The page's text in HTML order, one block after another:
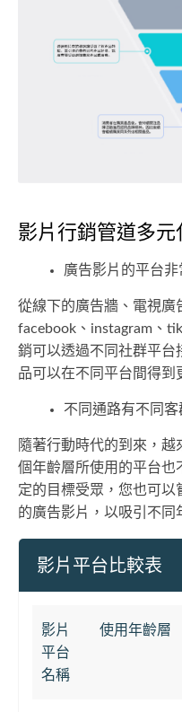
影片行銷管道多元
廣告影片的平台非
從線下的廣告牆、電視廣
facebook、instagram、
銷可以透過不同社群平台
品可以在不同平台間得到
不同通路有不同客
隨著行動時代的到來，
個年齡層所使用的平台也
定的目標受眾，您也可
的廣告影片，以吸引不同
影片平台比較表
影片
平台
名稱
使用年齡層